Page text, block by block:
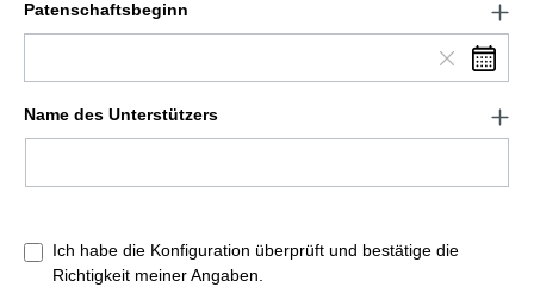
Patenschaftsbeginn
Name des Unterstützers
Ich habe die Konfiguration überprüft und bestätige die
Richtigkeit meiner Angaben.